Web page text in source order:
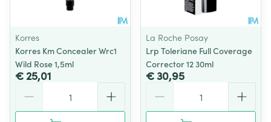
Korres
Korres Km Concealer Wrc1
Wild Rose 1,5ml
€ 25,01
La Roche Posay
Lrp Toleriane Full Coverage
Corrector 12 30ml
€ 30,95